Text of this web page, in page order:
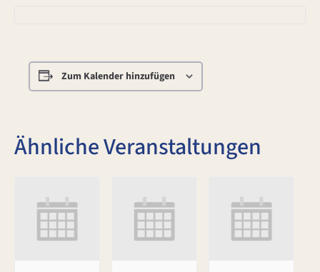
Zum Kalender hinzufügen
Ähnliche Veranstaltungen